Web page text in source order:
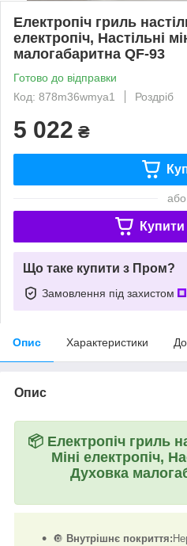
Електропіч гриль
електропіч, Настільні
малогабаритна QF-93
Готово до відправки
Код: 878m36wmya1
Роздріб
5 022 ₴
або
Купити
Що таке купити з Пром?
Замовлення під захистом
Опис Характеристики
Опис
📦 Електропіч гриль
Міні електропіч,
Духовка
🔘 Внутрішнє покриття: